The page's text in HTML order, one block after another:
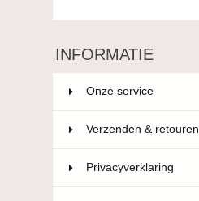
INFORMATIE
Onze service
Verzenden & retouren
Privacyverklaring